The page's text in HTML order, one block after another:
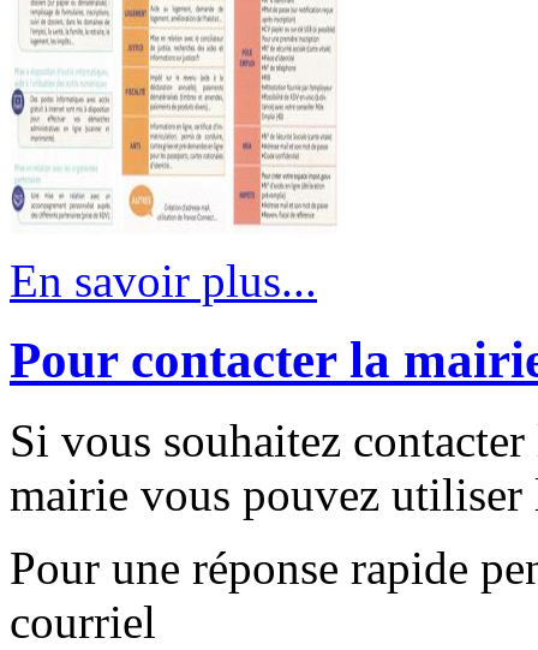
En savoir plus...
Pour contacter la
Si vous souhaitez
mairie vous pouvez
Pour une réponse rapide
courriel